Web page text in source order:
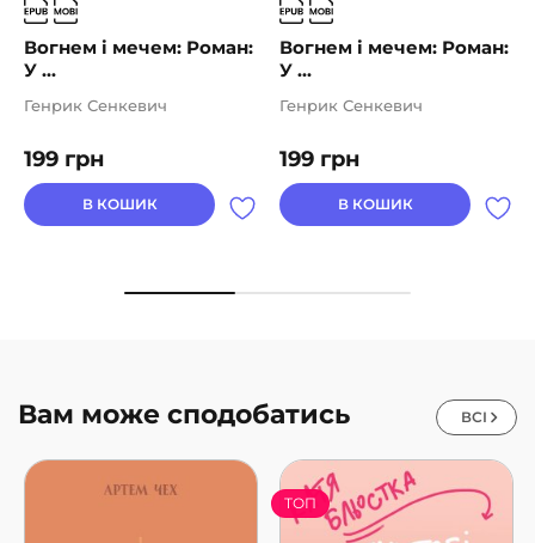
Вогнем і мечем: Роман:
У ...
199 грн
Генрик Сенкевич
В КОШИК
Вогнем і мечем: Роман:
У ...
199 грн
Генрик Сенкевич
В КОШИК
Вам може сподобатись ВСІ
ТОП